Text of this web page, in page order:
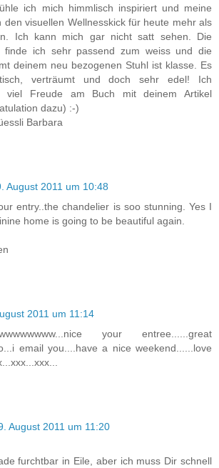
ich mich himmlisch inspiriert und meine
den visuellen Wellnesskick für heute mehr als
Ich kann mich gar nicht satt sehen. Die
finde ich sehr passend zum weiss und die
deinem neu bezogenen Stuhl ist klasse. Es
verträumt und doch sehr edel! Ich
viel Freude am Buch mit deinem Artikel
dazu) :-)
Barbara
August 2011 um 10:48
entry..the chandelier is soo stunning. Yes I
home is going to be beautiful again.
2011 um 11:14
your entree......great
email you....have a nice weekend......love
August 2011 um 11:20
furchtbar in Eile, aber ich muss Dir schnell